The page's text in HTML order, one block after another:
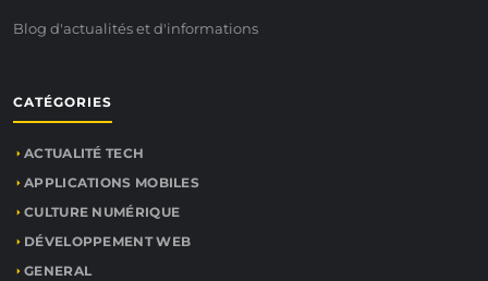
Blog d'actualités et d'informations
CATÉGORIES
ACTUALITÉ TECH
APPLICATIONS MOBILES
CULTURE NUMÉRIQUE
DÉVELOPPEMENT WEB
GENERAL